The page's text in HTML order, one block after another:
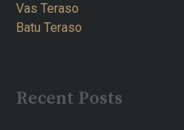
Vas Teraso
Batu Teraso
Recent Posts